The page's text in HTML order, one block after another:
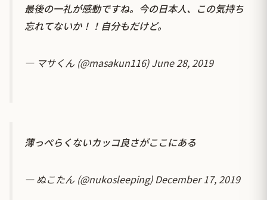
最後の一礼が感動ですね。今の日本人、この気持ち
忘れてないか！！自分もだけど。
— マサくん (@masakun116)June 28, 2019
薄っぺらくないカッコ良さがここにある
— ぬこたん (@nukosleeping)December 17, 2019